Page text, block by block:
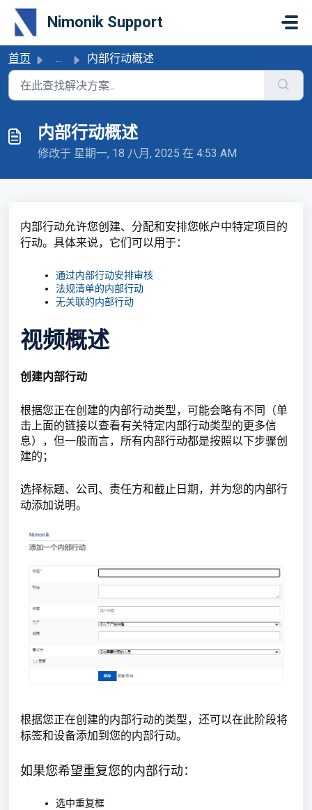
跳过至主要内容
Nimonik Support
首页 ... 内部行动概述
内部行动概述
修改于 星期一, 18 八月, 2025 在 4:53 AM
内部行动允许您创建、分配和安排您帐户中特定项目的
行动。具体来说，它们可以用于：
通过内部行动安排审核
法规清单的内部行动
无关联的内部行动
视频概述
创建内部行动
根据您正在创建的内部行动类型，可能会略有不同（单
击上面的链接以查看有关特定内部行动类型的更多信
息），但一般而言，所有内部行动都是按照以下步骤创
建的；
选择标题、公司、责任方和截止日期，并为您的内部行
动添加说明。
根据您正在创建的内部行动的类型，还可以在此阶段将
标签和设备添加到您的内部行动。
如果您希望重复您的内部行动：
选中重复框